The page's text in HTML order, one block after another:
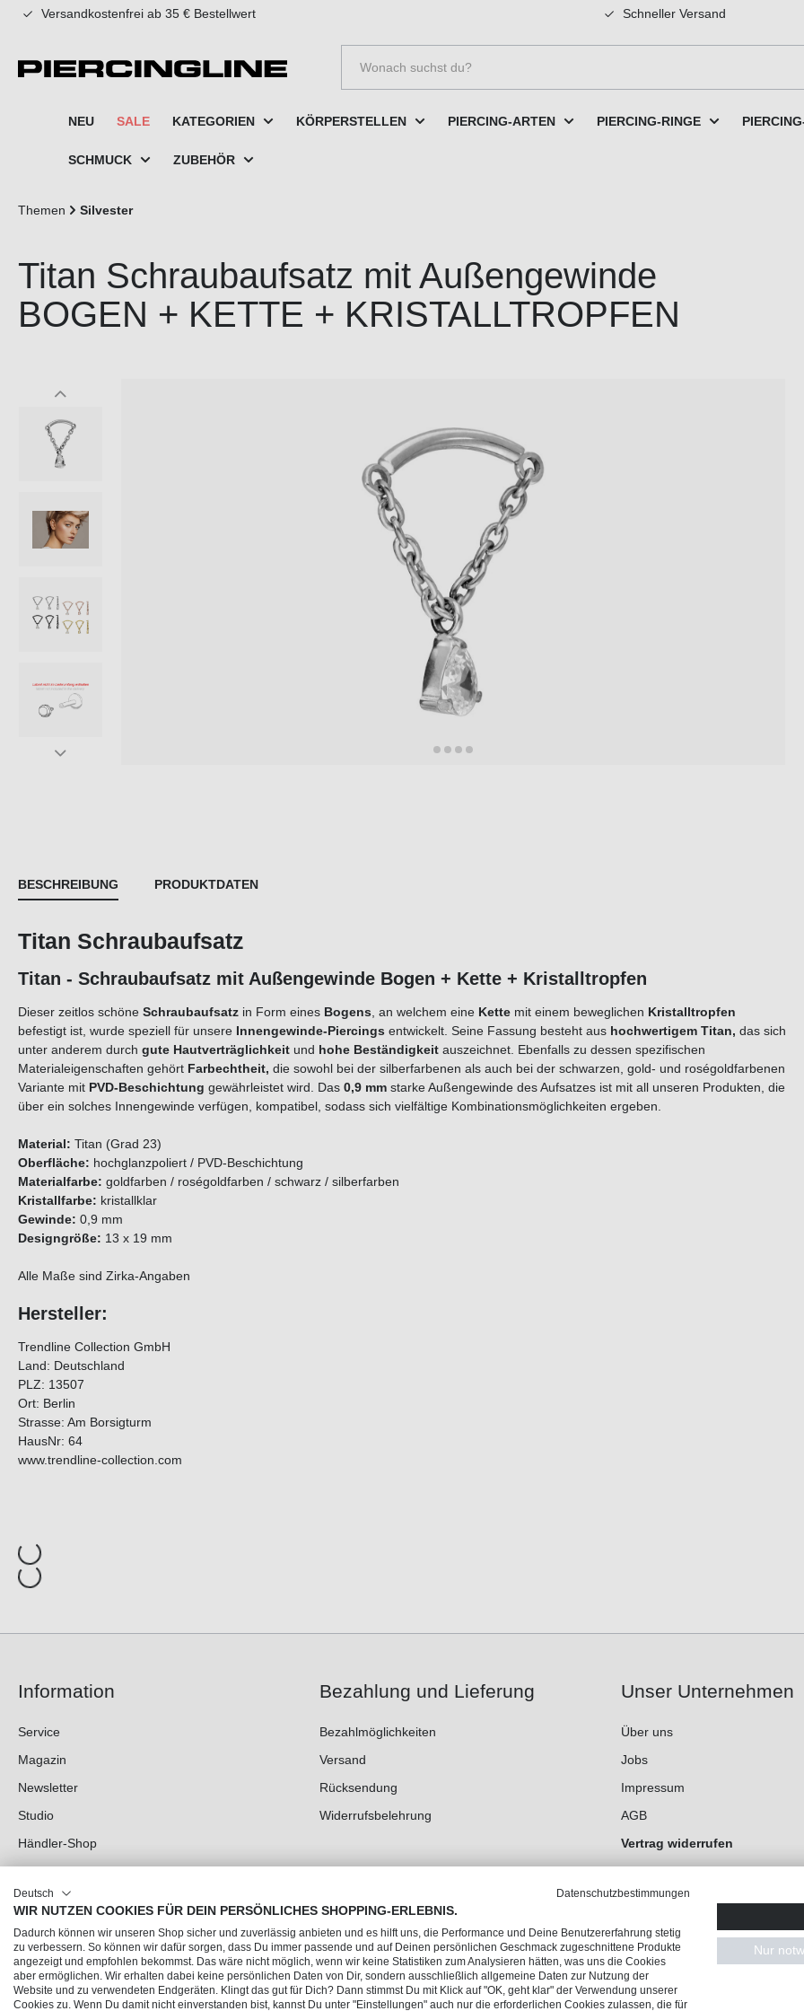
springen Zur Hauptnavigation springen
Versandkostenfrei ab 35 € Bestellwert Schneller Versand
NEU SALE KATEGORIEN KÖRPERSTELLEN PIERCING-ARTEN PIERCING-RINGE
SCHMUCK ZUBEHÖR
Themen Silvester
Titan Schraubaufsatz mit Außengewinde
BOGEN + KETTE + KRISTALLTROPFEN
BESCHREIBUNG PRODUKTDATEN
Titan Schraubaufsatz
Titan - Schraubaufsatz mit Außengewinde Bogen + Kette + Kristalltropfen
Dieser zeitlos schöne Schraubaufsatz in Form eines Bogens, an welchem eine Kette mit einem beweglichen Kristalltropfen
befestigt ist, wurde speziell für unsere Innengewinde-Piercings entwickelt. Seine Fassung besteht aus hochwertigem Titan, das sich
unter anderem durch gute Hautverträglichkeit und hohe Beständigkeit auszeichnet. Ebenfalls zu dessen spezifischen
Materialeigenschaften gehört Farbechtheit, die sowohl bei der silberfarbenen als auch bei der schwarzen, gold- und roségoldfarbenen
Variante mit PVD-Beschichtung gewährleistet wird. Das 0,9 mm starke Außengewinde des Aufsatzes ist mit all unseren Produkten, die
über ein solches Innengewinde verfügen, kompatibel, sodass sich vielfältige Kombinationsmöglichkeiten ergeben.
Material: Titan (Grad 23)
Oberfläche: hochglanzpoliert / PVD-Beschichtung
Materialfarbe: goldfarben / roségoldfarben / schwarz / silberfarben
Kristallfarbe: kristallklar
Gewinde: 0,9 mm
Designgröße: 13 x 19 mm
Alle Maße sind Zirka-Angaben
Hersteller:
Trendline Collection GmbH
Land: Deutschland
PLZ: 13507
Ort: Berlin
Strasse: Am Borsigturm
HausNr: 64
www.trendline-collection.com
Information
Service
Magazin
Newsletter
Studio
Händler-Shop
Bezahlung und Lieferung
Bezahlmöglichkeiten
Versand
Rücksendung
Widerrufsbelehrung
Unser Unternehmen
Über uns
Jobs
Impressum
AGB
Vertrag widerrufen
Datenschutz
Cookie-Einstellungen
© 2026 Trendline direkt GmbH & Co. KG – Alle Rechte vorbehalten
Deutsch Datenschutzbestimmungen
WIR NUTZEN COOKIES FÜR DEIN PERSÖNLICHES SHOPPING-ERLEBNIS.
Dadurch können wir unseren Shop sicher und zuverlässig anbieten und es hilft uns, die Performance und Deine Benutzererfahrung stetig
zu verbessern. So können wir dafür sorgen, dass Du immer passende und auf Deinen persönlichen Geschmack zugeschnittene Produkte
angezeigt und empfohlen bekommst. Das wäre nicht möglich, wenn wir keine Statistiken zum Analysieren hätten, was uns die Cookies
aber ermöglichen. Wir erhalten dabei keine persönlichen Daten von Dir, sondern ausschließlich allgemeine Daten zur Nutzung der
Website und zu verwendeten Endgeräten. Klingt das gut für Dich? Dann stimmst Du mit Klick auf "OK, geht klar" der Verwendung unserer
Cookies zu. Wenn Du damit nicht einverstanden bist, kannst Du unter "Einstellungen" auch nur die erforderlichen Cookies zulassen, die für
Nur